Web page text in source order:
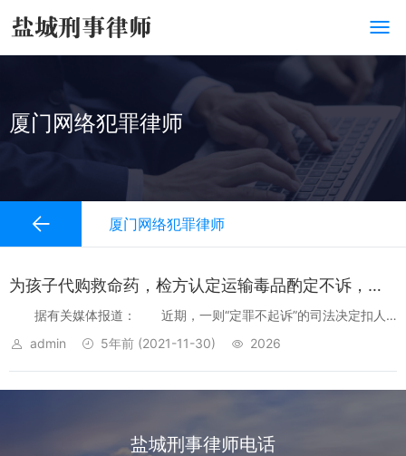
厦门网络犯罪律师
厦门网络犯罪律师
为孩子代购救命药，检方认定运输毒品酌定不诉，妥当吗？
据有关媒体报道： 近期，一则“定罪不起诉”的司法决定扣人
心弦。起因是一位母亲李静姝（化名），为救得罕见病的孩子龙龙
admin 5年前 (2021-11-30) 2026
盐城刑事律师电话